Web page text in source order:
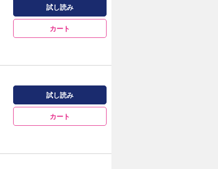
試し読み
カート
試し読み
カート